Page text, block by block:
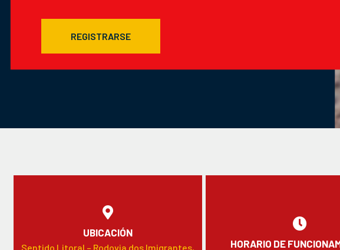
REGISTRARSE
UBICACIÓN
Sentido Litoral – Rodovia dos Imigrantes, HORARIO DE